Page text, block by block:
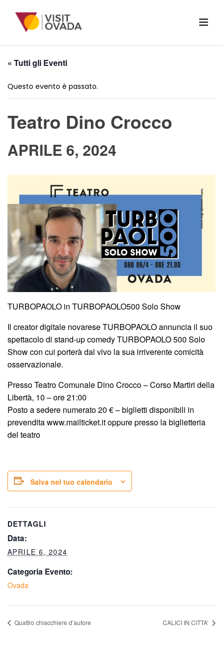
« Tutti gli Eventi
Questo evento è passato.
Teatro Dino Crocco
APRILE 6, 2024
TURBOPAOLO in TURBOPAOLO500 Solo Show
Il creator digitale novarese TURBOPAOLO annuncia il suo
spettacolo di stand-up comedy TURBOPAOLO 500 Solo
Show con cui porterà dal vivo la sua irriverente comicità
osservazionale.
Presso Teatro Comunale Dino Crocco – Corso Martiri della
Libertà, 10 – ore 21:00
Posto a sedere numerato 20 € – biglietti disponibili in
prevendita www.mailticket.it oppure presso la biglietteria
del teatro
Salva nel tuo calendario
DETTAGLI
Data:
APRILE 6, 2024
Categoria Evento:
Ovada
Quattro chiacchiere d’autore CALICI IN CITTA’